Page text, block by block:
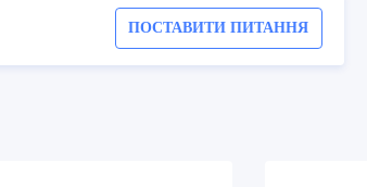
ПОСТАВИТИ ПИТАННЯ